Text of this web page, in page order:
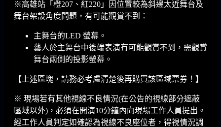
※高雄站「橙207、紅220」因位置較為斜邊太近舞台及
舞台架設角度問題，有可能觀賞不到：
主舞台的LED 螢幕。
藝人於主舞台中後端表演有可能觀賞不到，需觀賞
舞台兩側的投影螢幕。
【上述區塊，請務必考慮清楚後再購買該區域票券！】
※ 現場若有其他視線不良情況(在公告的視線部分遮蔽
區域以外)，必須在開演10分鐘內向現場工作人員提出。
經工作人員判定如確認為視線不良座位者，得視情況調